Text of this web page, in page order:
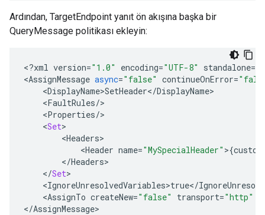
Ardından, TargetEndpoint yanıt ön akışına başka bir
QueryMessage politikası ekleyin:
<?xml version="1.0" encoding="UTF-8" standalone=
<AssignMessage async="false" continueOnError=
<DisplayName>SetHeader</DisplayName
<FaultRules/
<Properties/
<Set
<Headers
<Header name="MySpecialHeader" >{custom
</Headers
</Set
<IgnoreUnresolvedVariables>true</
<AssignTo createNew="false" transport="http"
</AssignMessage>